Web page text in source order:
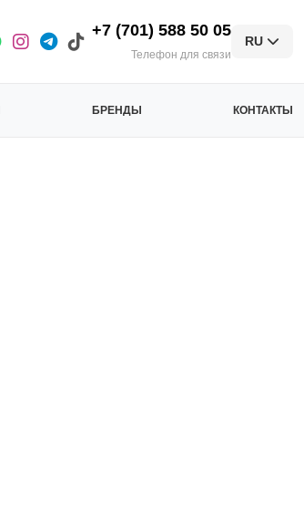
+7 (701) 588 50 05
Телефон для связи
RU
БРЕНДЫ КОНТАКТЫ